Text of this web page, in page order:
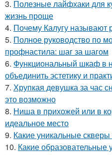
3. Полезные лайфхаки для
жизнь проще
4. Почему Калугу называют
5. Полное руководство по
профнастила: шаг за шагом
6. Функциональный шкаф в
объединить эстетику и
7. Хрупкая девушка за час
это возможно
8. Ниша в прихожей или в
идеальное место
9. Какие уникальные
10. Какие образовательные